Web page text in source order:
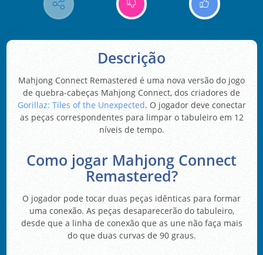
Descrição
Mahjong Connect Remastered é uma nova versão do jogo
de quebra-cabeças Mahjong Connect, dos criadores de
Gorillaz: Tiles of the Unexpected. O jogador deve conectar
as peças correspondentes para limpar o tabuleiro em 12
níveis de tempo.
Como jogar Mahjong Connect
Remastered?
O jogador pode tocar duas peças idênticas para formar
uma conexão. As peças desaparecerão do tabuleiro,
desde que a linha de conexão que as une não faça mais
do que duas curvas de 90 graus.